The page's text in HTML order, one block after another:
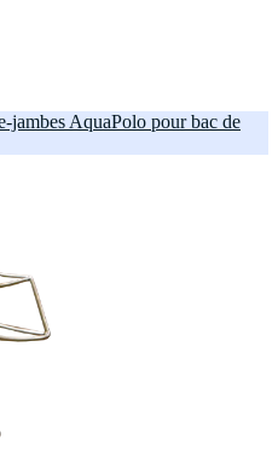
jambes AquaPolo pour bac de